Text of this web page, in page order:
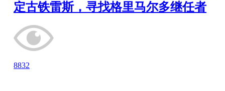
定古铁雷斯，寻找格里马尔多继任者
8832